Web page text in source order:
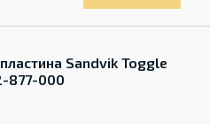
Sandvik Toggle
877-000